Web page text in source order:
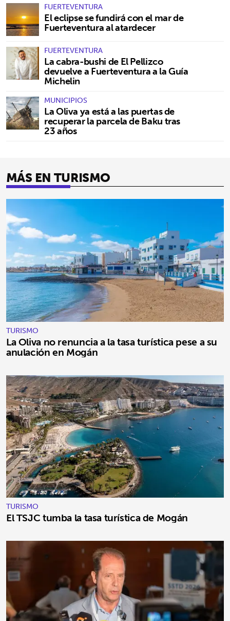
FUERTEVENTURA
El eclipse se fundirá con el mar de
Fuerteventura al atardecer
FUERTEVENTURA
La cabra-bushi de El Pellizco
devuelve a Fuerteventura a la Guía
Michelin
MUNICIPIOS
La Oliva ya está a las puertas de
recuperar la parcela de Baku tras
23 años
MÁS EN TURISMO
TURISMO
La Oliva no renuncia a la tasa turística pese a su
anulación en Mogán
TURISMO
El TSJC tumba la tasa turística de Mogán